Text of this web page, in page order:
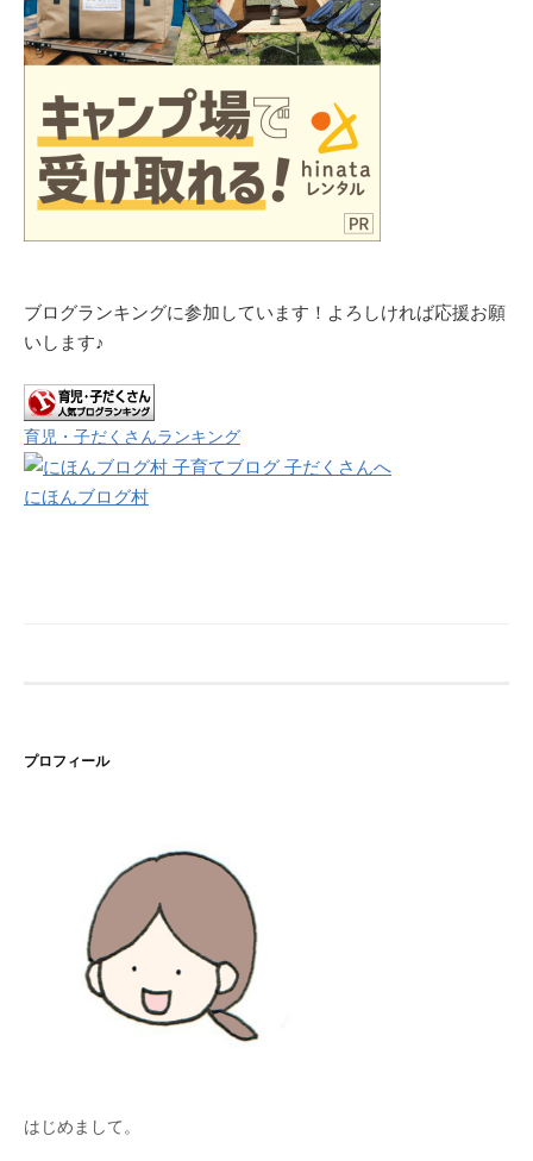
ブログランキングに参加しています！よろしければ応援お願
いします♪
育児・子だくさんランキング
にほんブログ村
プロフィール
はじめまして。